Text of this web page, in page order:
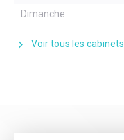
Dimanche
Voir tous les